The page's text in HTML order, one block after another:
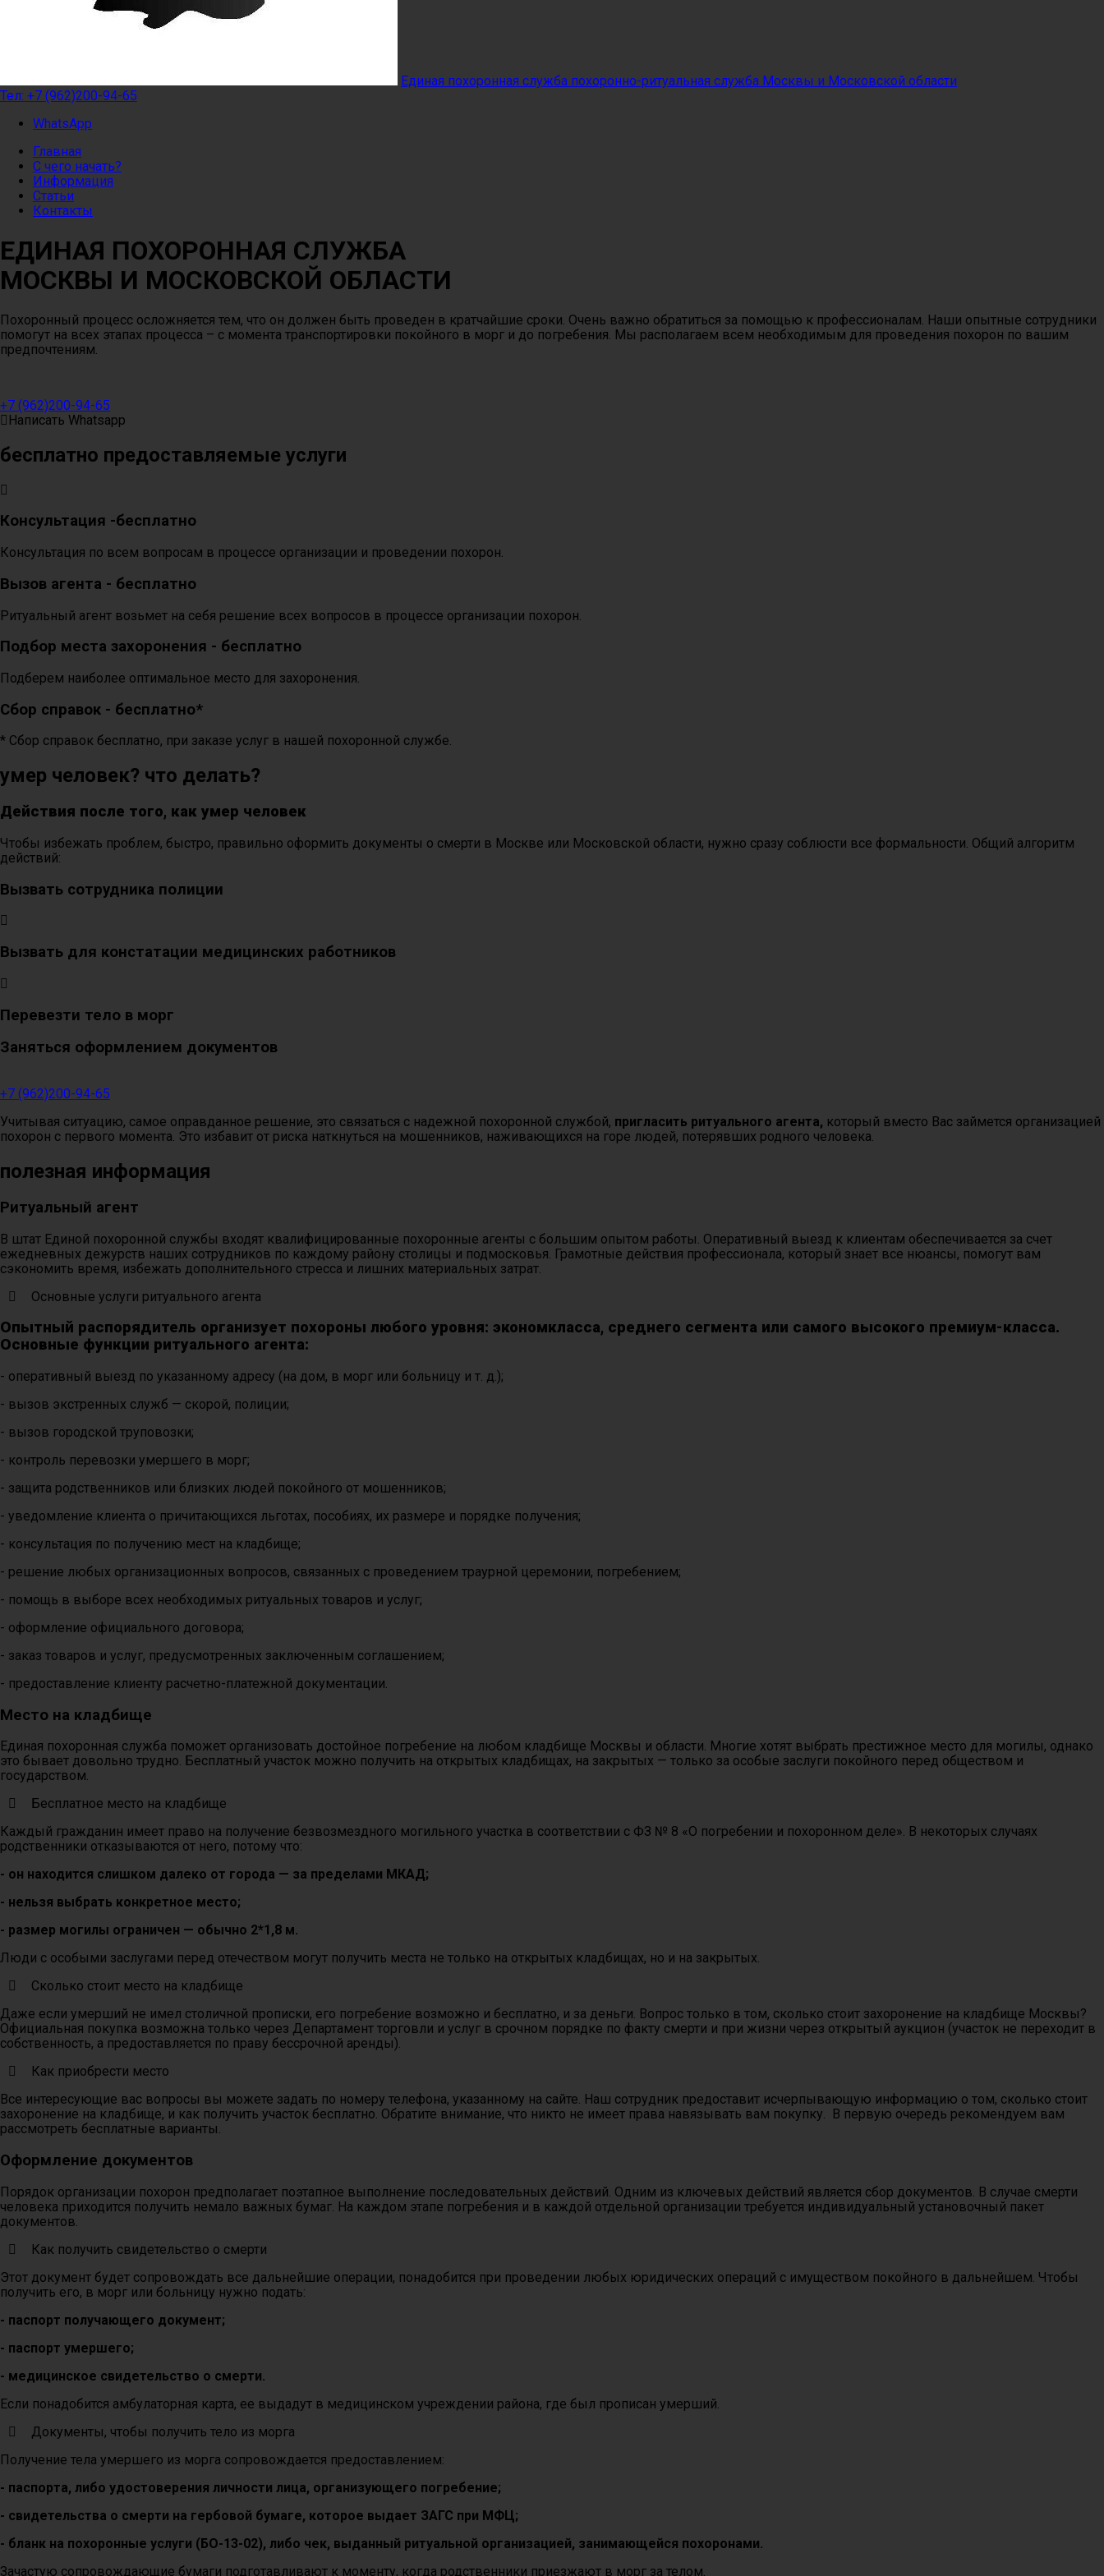
Единая похоронная служба похоронно-ритуальная служба Москвы и Московской области
Тел: +7 (962)200-94-65
WhatsApp
Главная
С чего начать?
Информация
Статьи
Контакты
ЕДИНАЯ ПОХОРОННАЯ СЛУЖБА
МОСКВЫ И МОСКОВСКОЙ ОБЛАСТИ
Похоронный процесс осложняется тем, что он должен быть проведен в кратчайшие сроки. Очень важно обратиться за помощью к профессионалам. Наши опытные сотрудники
помогут на всех этапах процесса – с момента транспортировки покойного в морг и до погребения. Мы располагаем всем необходимым для проведения похорон по вашим
предпочтениям.
+7 (962)200-94-65
Написать Whatsapp
бесплатно предоставляемые услуги
Консультация -бесплатно
Консультация по всем вопросам в процессе организации и проведении похорон.
Вызов агента - бесплатно
Ритуальный агент возьмет на себя решение всех вопросов в процессе организации похорон.
Подбор места захоронения - бесплатно
Подберем наиболее оптимальное место для захоронения.
Сбор справок - бесплатно*
* Сбор справок бесплатно, при заказе услуг в нашей похоронной службе.
умер человек? что делать?
Действия после того, как умер человек
Чтобы избежать проблем, быстро, правильно оформить документы о смерти в Москве или Московской области, нужно сразу соблюсти все формальности. Общий алгоритм
действий:
Вызвать сотрудника полиции
Вызвать для констатации медицинских работников
Перевезти тело в морг
Заняться оформлением документов
+7 (962)200-94-65
Учитывая ситуацию, самое оправданное решение, это связаться с надежной похоронной службой, пригласить ритуального агента, который вместо Вас займется организацией
похорон с первого момента. Это избавит от риска наткнуться на мошенников, наживающихся на горе людей, потерявших родного человека.
полезная информация
Ритуальный агент
В штат Единой похоронной службы входят квалифицированные похоронные агенты с большим опытом работы. Оперативный выезд к клиентам обеспечивается за счет
ежедневных дежурств наших сотрудников по каждому району столицы и подмосковья. Грамотные действия профессионала, который знает все нюансы, помогут вам
сэкономить время, избежать дополнительного стресса и лишних материальных затрат.
Основные услуги ритуального агента
Опытный распорядитель организует похороны любого уровня: экономкласса, среднего сегмента или самого высокого премиум-класса.
Основные функции ритуального агента:
- оперативный выезд по указанному адресу (на дом, в морг или больницу и т. д.);
- вызов экстренных служб — скорой, полиции;
- вызов городской труповозки;
- контроль перевозки умершего в морг;
- защита родственников или близких людей покойного от мошенников;
- уведомление клиента о причитающихся льготах, пособиях, их размере и порядке получения;
- консультация по получению мест на кладбище;
- решение любых организационных вопросов, связанных с проведением траурной церемонии, погребением;
- помощь в выборе всех необходимых ритуальных товаров и услуг;
- оформление официального договора;
- заказ товаров и услуг, предусмотренных заключенным соглашением;
- предоставление клиенту расчетно-платежной документации.
Место на кладбище
Единая похоронная служба поможет организовать достойное погребение на любом кладбище Москвы и области. Многие хотят выбрать престижное место для могилы, однако
это бывает довольно трудно. Бесплатный участок можно получить на открытых кладбищах, на закрытых — только за особые заслуги покойного перед обществом и
государством.
Бесплатное место на кладбище
Каждый гражданин имеет право на получение безвозмездного могильного участка в соответствии с ФЗ № 8 «О погребении и похоронном деле». В некоторых случаях
родственники отказываются от него, потому что:
- он находится слишком далеко от города — за пределами МКАД;
- нельзя выбрать конкретное место;
- размер могилы ограничен — обычно 2*1,8 м.
Люди с особыми заслугами перед отечеством могут получить места не только на открытых кладбищах, но и на закрытых.
Сколько стоит место на кладбище
Даже если умерший не имел столичной прописки, его погребение возможно и бесплатно, и за деньги. Вопрос только в том, сколько стоит захоронение на кладбище Москвы?
Официальная покупка возможна только через Департамент торговли и услуг в срочном порядке по факту смерти и при жизни через открытый аукцион (участок не переходит в
собственность, а предоставляется по праву бессрочной аренды).
Как приобрести место
Все интересующие вас вопросы вы можете задать по номеру телефона, указанному на сайте. Наш сотрудник предоставит исчерпывающую информацию о том, сколько стоит
захоронение на кладбище, и как получить участок бесплатно. Обратите внимание, что никто не имеет права навязывать вам покупку. В первую очередь рекомендуем вам
рассмотреть бесплатные варианты.
Оформление документов
Порядок организации похорон предполагает поэтапное выполнение последовательных действий. Одним из ключевых действий является сбор документов. В случае смерти
человека приходится получить немало важных бумаг. На каждом этапе погребения и в каждой отдельной организации требуется индивидуальный установочный пакет
документов.
Как получить свидетельство о смерти
Этот документ будет сопровождать все дальнейшие операции, понадобится при проведении любых юридических операций с имуществом покойного в дальнейшем. Чтобы
получить его, в морг или больницу нужно подать:
- паспорт получающего документ;
- паспорт умершего;
- медицинское свидетельство о смерти.
Если понадобится амбулаторная карта, ее выдадут в медицинском учреждении района, где был прописан умерший.
Документы, чтобы получить тело из морга
Получение тела умершего из морга сопровождается предоставлением:
- паспорта, либо удостоверения личности лица, организующего погребение;
- свидетельства о смерти на гербовой бумаге, которое выдает ЗАГС при МФЦ;
- бланк на похоронные услуги (БО-13-02), либо чек, выданный ритуальной организацией, занимающейся похоронами.
Зачастую сопровождающие бумаги подготавливают к моменту, когда родственники приезжают в морг за телом.